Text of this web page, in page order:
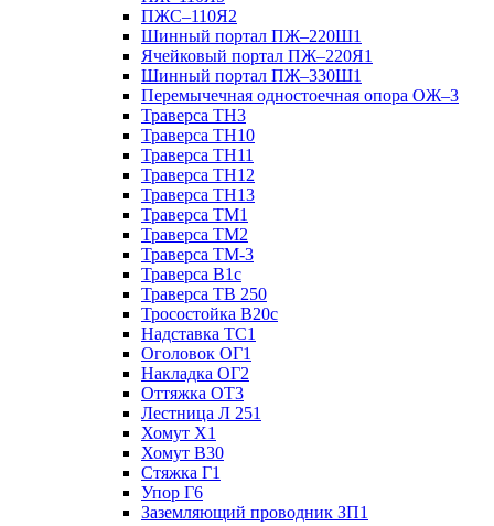
ПЖС–110Я2
Шинный портал ПЖ–220Ш1
Ячейковый портал ПЖ–220Я1
Шинный портал ПЖ–330Ш1
Перемычечная одностоечная опора ОЖ–3
Траверса ТН3
Траверса ТН10
Траверса ТН11
Траверса ТН12
Траверса ТН13
Траверса ТМ1
Траверса ТМ2
Траверса ТМ-3
Траверса В1с
Траверса ТВ 250
Тросостойка В20с
Надставка ТС1
Оголовок ОГ1
Накладка ОГ2
Оттяжка ОТ3
Лестница Л 251
Хомут Х1
Хомут В30
Стяжка Г1
Упор Г6
Заземляющий проводник ЗП1